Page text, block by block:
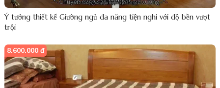
Ý tưởng thiết kế Giường ngủ đa năng tiện nghi với độ bền vượt
trội
8.600.000 đ